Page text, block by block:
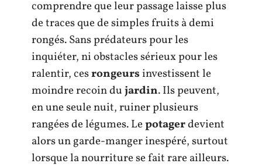
comprendre que leur passage laisse plus
de traces que de simples fruits à demi
rongés. Sans prédateurs pour les
inquiéter, ni obstacles sérieux pour les
ralentir, cesrongeursinvestissent le
moindre recoin dujardin. Ils peuvent,
en une seule nuit, ruiner plusieurs
rangées de légumes. Lepotagerdevient
alors un garde-manger inespéré, surtout
lorsque la nourriture se fait rare ailleurs.